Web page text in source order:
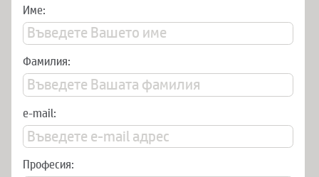
Име:
Фамилия:
e-mail:
Професия: